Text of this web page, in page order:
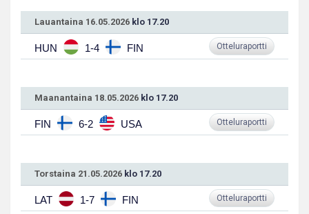
Lauantaina 16.05.2026 klo 17.20
HUN 1-4 FIN Otteluraportti
Maanantaina 18.05.2026 klo 17.20
FIN 6-2 USA Otteluraportti
Torstaina 21.05.2026 klo 17.20
LAT 1-7 FIN Otteluraportti